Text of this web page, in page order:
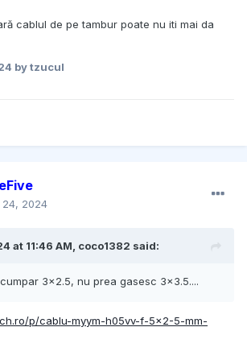
cablul de pe tambur poate nu iti mai da
by tzucul
24, 2024
at 11:46 AM, coco1382 said:
3x2.5, nu prea gasesc 3x3.5....
p/cablu-myym-h05vv-f-5x2-5-mm-